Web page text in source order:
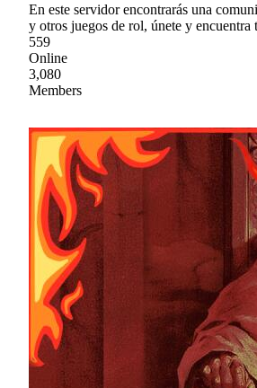
En este servidor encontrarás una
y otros juegos de rol, únete y encuentra
559
Online
3,080
Members